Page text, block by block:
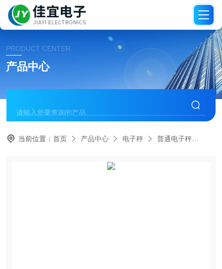
PRODUCT CENTER
产品中心
当前位置：首页 产品中心 电子秤 普通电子秤